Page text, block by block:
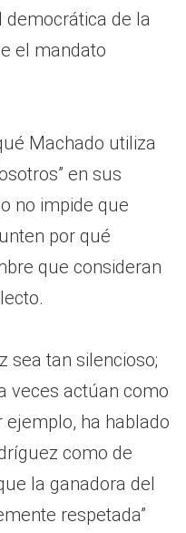
de la
el mandato
Machado utiliza
en sus
no impide que
por qué
que consideran
sea tan silencioso;
veces actúan como
ejemplo, ha hablado
como de
la ganadora del
respetada”